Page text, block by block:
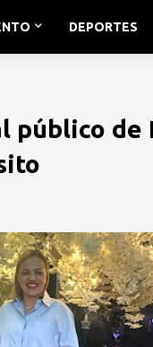
DEPORTES
público de